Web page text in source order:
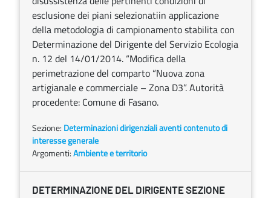
esclusione dei piani selezionatiin applicazione
della metodologia di campionamento stabilita con
Determinazione del Dirigente del Servizio Ecologia
n. 12 del 14/01/2014. “Modifica della
perimetrazione del comparto “Nuova zona
artigianale e commerciale – Zona D3”. Autorità
procedente: Comune di Fasano.
Sezione: Determinazioni dirigenziali aventi contenuto di
interesse generale
Argomenti:Ambiente e territorio
DETERMINAZIONE DEL DIRIGENTE SEZIONE